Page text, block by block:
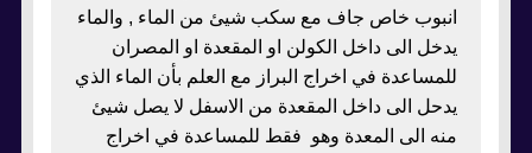
انبوب خاص جاف مع سكب شيئ من الماء , والماء
يدخل الى داخل الكولن او المقعدة او المصران
للمساعدة في اخراج البراز مع العلم بأن الماء الذي
يدحل الى داخل المقعدة من الاسفل لا يصل شيئ
منه الى المعدة وهو فقط للمساعدة في اخراج